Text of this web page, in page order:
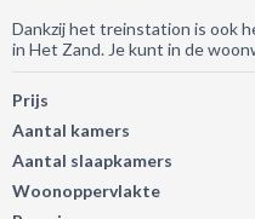
Dankzij het treinstation is ook
in Het Zand. Je kunt in de
Prijs
Aantal kamers
Aantal slaapkamers
Woonoppervlakte